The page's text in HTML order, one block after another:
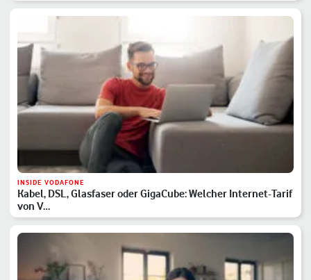
INSIDE VODAFONE
Kabel, DSL, Glasfaser oder GigaCube: Welcher Internet-Tarif
von V…